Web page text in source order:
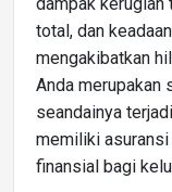
total, dan
mengakibatkan
Anda merupakan
seandainya
memiliki asuransi
finansial bagi